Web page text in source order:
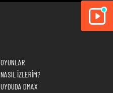
OYUNLAR
NASIL İZLERİM?
UYDUDA DMAX